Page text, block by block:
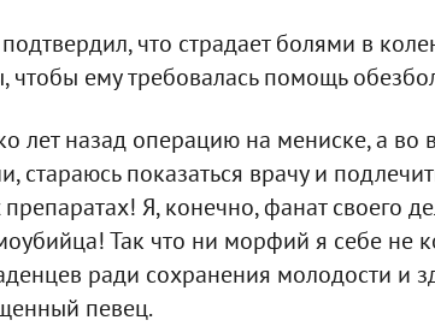
что страдает болями в
чтобы ему требовалась помощь
лет назад операцию на мениске, а во
стараюсь показаться врачу и
Я, конечно, фанат своего
Так что ни морфий я себе не
ради сохранения молодости и
певец.